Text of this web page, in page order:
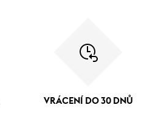
VRÁCENÍ DO 30 DNŮ